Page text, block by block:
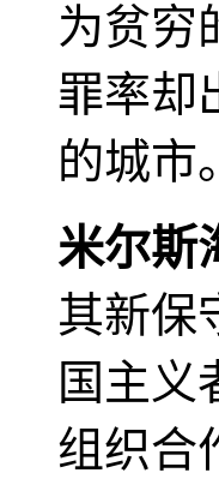
为贫穷
罪率却
的城市。
米尔斯
其新保
国主义
组织合